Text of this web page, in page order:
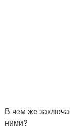
В чем же
ними?